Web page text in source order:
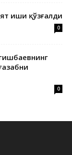
иши қўзғалди
0
0